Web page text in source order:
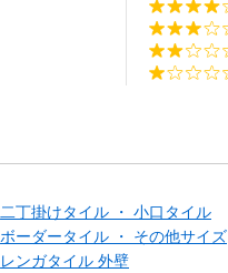
二丁掛けタイル ・ 小口タイル
ボーダータイル ・ その他サイズ
レンガタイル 外壁